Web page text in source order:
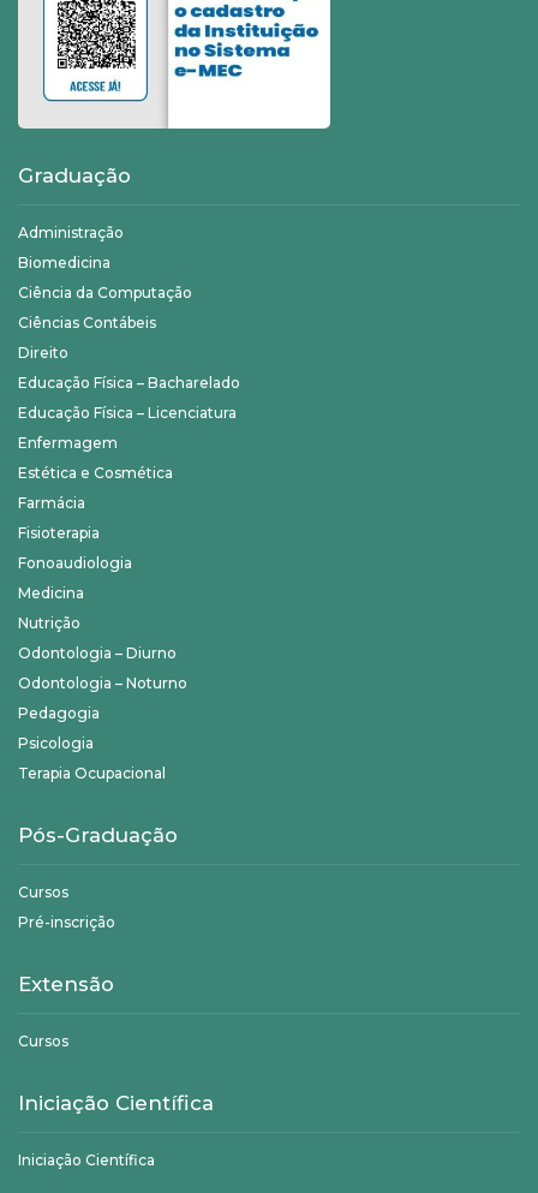
Graduação
Administração
Biomedicina
Ciência da Computação
Ciências Contábeis
Direito
Educação Física – Bacharelado
Educação Física – Licenciatura
Enfermagem
Estética e Cosmética
Farmácia
Fisioterapia
Fonoaudiologia
Medicina
Nutrição
Odontologia – Diurno
Odontologia – Noturno
Pedagogia
Psicologia
Terapia Ocupacional
Pós-Graduação
Cursos
Pré-inscrição
Extensão
Cursos
Iniciação Científica
Iniciação Científica